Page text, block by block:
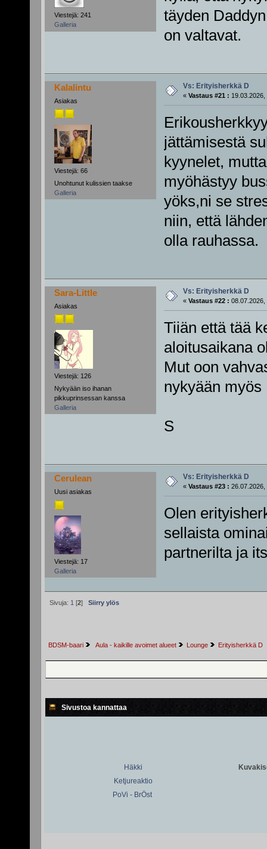
Viestejä: 241
Galleria
täyden
on valtavat.
Kalalintu
Asiakas
Viestejä: 66
Unohtunut kulissien taakse
Galleria
Vs: Erityisherkkä D
« Vastaus #21 : 19.03.2026,
jättämisestä
kyynelet,
myöhästyy
yöks,ni se
niin, että
olla rauhassa.
Sara-Little
Asiakas
Viestejä: 126
Nykyään iso ihanan
pikkuprinsessan kanssa
Galleria
Vs: Erityisherkkä D
« Vastaus #22 : 08.07.2026,
Tiiän että tää
aloitusaikana
Mut oon
nykyään myös
S
Cerulean
Uusi asiakas
Viestejä: 17
Galleria
Vs: Erityisherkkä D
« Vastaus #23 : 26.07.2026,
Olen
sellaista
partnerilta ja
Sivuja: 1 [2] Siirry ylös
BDSM-baari Aula - kaikille avoimet alueet Lounge Erityisherkkä D
Sivustoa kannattaa
Häkki
Ketjureaktio
PoVi - BrÖst